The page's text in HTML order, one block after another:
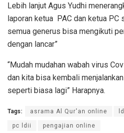
Lebih lanjut Agus Yudhi
laporan ketua PAC dan ketua PC
semua generus bisa mengikuti
dengan lancar”
“Mudah mudahan wabah virus
dan kita bisa kembali
seperti biasa lagi” Harapnya.
Tags: asrama Al Qur'an online
pc ldii pengajian online